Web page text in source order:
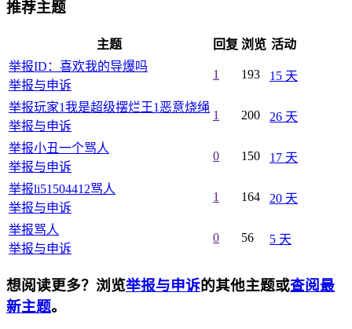
推荐主题
主题 回复 浏览 活动
举报ID：喜欢我的导爆吗
举报与申诉
1 193 15 天
举报玩家1我是超级摆烂王1恶意烧绳
举报与申诉
1 200 26 天
举报小丑一个骂人
举报与申诉
0 150 17 天
举报li51504412骂人
举报与申诉
1 164 20 天
举报骂人
举报与申诉
0 56 5 天
想阅读更多？浏览举报与申诉的其他主题或查阅最
新主题。